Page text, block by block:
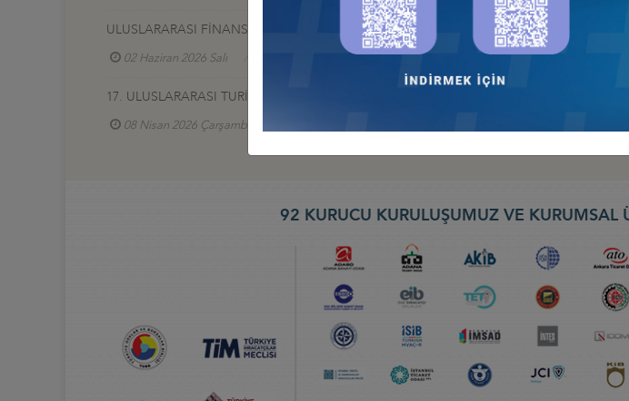
ULUSLARARASI FİNANS VE BANKACILIK ZİRVESİ 2026: TÜRK DEVLETLERİNİN
02 Haziran 2026 Salı Türkiye - Azerbaycan İş Konseyi
17. ULUSLARARASI TURİZM VE OTEL EKİPMANLARI (EBIT 2026) FUARI, 30 NİSAN-2 MAYIS
08 Nisan 2026 Çarşamba
92 KURUCU KURULUŞUMUZ VE